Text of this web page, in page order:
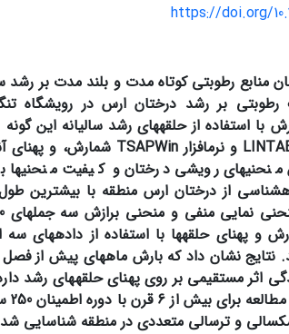
https://doi.org/
منابع رطوبتی کوتاه مدت و بلند مدت بر رشد
رطوبتی بر رشد درختان ارس در رویشگاه
با استفاده از حلقه­های رشد سالیانه این
و نرم­ا­فزارTSAPWin
رویشی درختان و کیفیت منحنی­ها
و پهنای حلقه­ها با استفاده از داده­های سه
نتایج نشان داد که بارش ماه­های پیش از
اثر مستقیمی بر روی پهنای حلقه­های رشد
و ترسالی متعددی در منطقه شناسایی